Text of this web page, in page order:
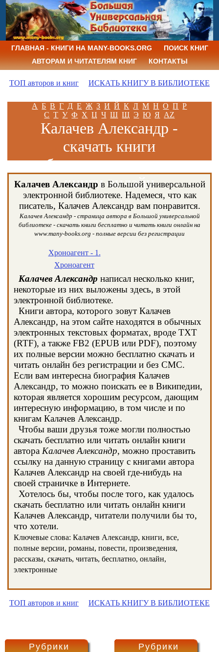
ГЛАВНАЯ - КНИГИ НА MANY-BOOKS.ORG
ПОИСК КНИГ
АВТОРАМ И ЧИТАТЕЛЯМ КНИГ
КОНТАКТЫ
ТОП авторов и книг ИСКАТЬ КНИГУ В БИБЛИОТЕКЕ
А Б В Г Д Е Ж З И Й К Л М Н О П Р
С Т У Ф Х Ц Ч Ш Щ Э Ю Я AZ
Калачев Александр -
скачать книги
бесплатно и читать
книги онлайн
Калачев Александр в Большой универсальной
электронной библиотеке. Надемеся, что как
писатель, Калачев Александр вам понравится.
Калачев Александр - страница автора в Большой универсальной
библиотеке - скачать книги бесплатно и читать книги онлайн на
www.many-books.org - полные версии без регистрации
Хроноагент - 1.
Хроноагент
Калачев Александр написал несколько книг,
некоторые из них выложены здесь, в этой
электронной библиотеке.
Книги автора, которого зовут Калачев
Александр, на этом сайте находятся в обычных
электронных текстовых форматах, вроде TXT
(RTF), а также FB2 (EPUB или PDF), поэтому
их полные версии можно бесплатно скачать и
читать онлайн без регистрации и без СМС.
Если вам интересна биография Калачев
Александр, то можно поискать ее в Википедии,
которая является хорошим ресурсом, дающим
интересную информацию, в том числе и по
книгам Калачев Александр.
Чтобы ваши друзья тоже могли полностью
скачать бесплатно или читать онлайн книги
автора Калачев Александр, можно проставить
ссылку на данную страницу с книгами автора
Калачев Александр на своей где-нибудь на
своей страничке в Интернете.
Хотелось бы, чтобы после того, как удалось
скачать бесплатно или читать онлайн книги
Калачев Александр, читатели получили бы то,
что хотели.
Ключевые слова: Калачев Александр, книги, все,
полные версии, романы, повести, произведения,
рассказы, скачать, читать, бесплатно, онлайн,
электронные
ТОП авторов и книг ИСКАТЬ КНИГУ В БИБЛИОТЕКЕ
Рубрики Рубрики